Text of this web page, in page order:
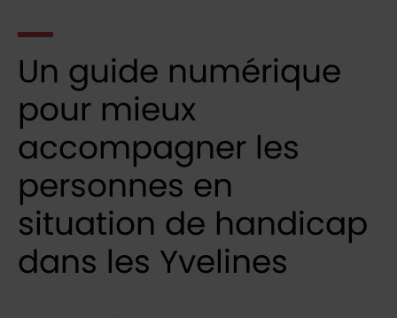
Un guide numérique
pour mieux
accompagner les
personnes en
situation de handicap
dans les Yvelines